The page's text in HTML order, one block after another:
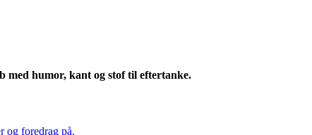
med humor, kant og stof til eftertanke.
og foredrag på.